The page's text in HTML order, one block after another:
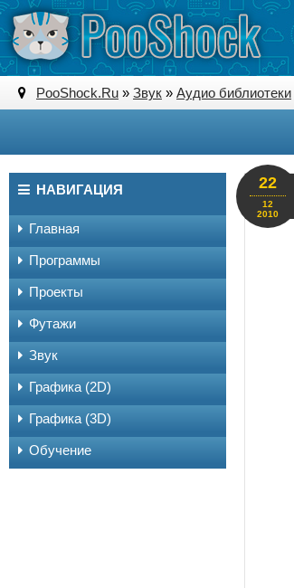
PooShock.Ru » Звук » Аудио библиотеки
22
12
2010
НАВИГАЦИЯ
Главная
Программы
Проекты
Футажи
Звук
Графика (2D)
Графика (3D)
Обучение